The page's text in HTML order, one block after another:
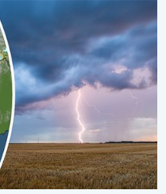
погода. Погодна